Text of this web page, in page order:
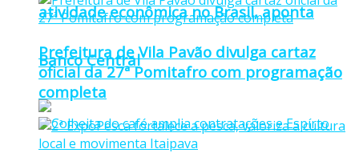
atividade econômica no Brasil, aponta
Banco Central
Prefeitura de Vila Pavão divulga cartaz
oficial da 27ª Pomitafro com programação
completa